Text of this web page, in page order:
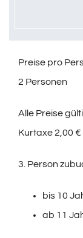
Preise pro
2 Personen
Alle Preise
Kurtaxe 2,00
3. Person
bis 10
ab 11